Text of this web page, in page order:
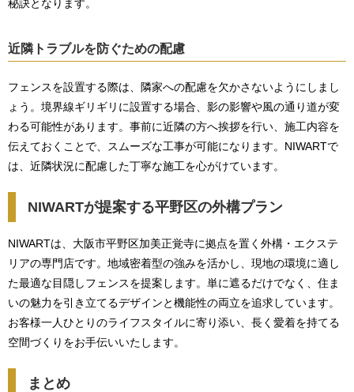
秘訣となります。
近隣トラブルを防ぐための配慮
フェンスを設置する際は、隣家への配慮を欠かさないようにしまし
ょう。境界線ギリギリに設置する場合、影の影響や風の通り道が変
わる可能性があります。事前に近隣の方へ挨拶を行い、施工内容を
伝えておくことで、スムーズな工事が可能になります。NIWARTで
は、近隣状況に配慮した丁寧な施工を心がけています。
NIWARTが提案する平野区の外構プラン
NIWARTは、大阪市平野区加美正覚寺に拠点を置く外構・エクステ
リアの専門店です。地域密着型の強みを活かし、現地の環境に適し
た最適な目隠しフェンスを提案します。単に遮るだけでなく、住ま
いの魅力を引き立てるデザインと機能性の両立を追求しています。
お客様一人ひとりのライフスタイルに寄り添い、長く愛着を持てる
空間づくりをお手伝いいたします。
まとめ